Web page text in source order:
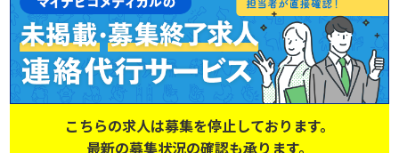
こちらの求人は募集を停止しております。
最新の募集状況の確認も承ります。